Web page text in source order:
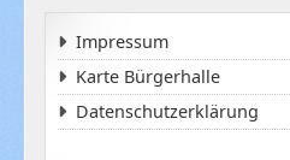
Impressum
Karte Bürgerhalle
Datenschutzerklärung